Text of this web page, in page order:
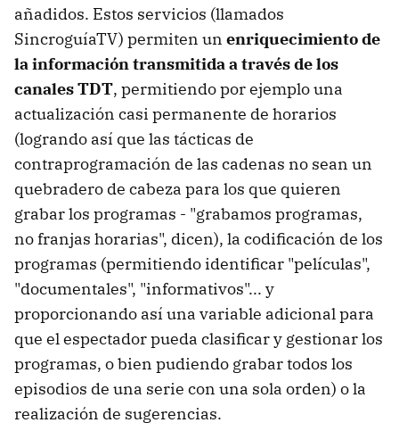
añadidos. Estos servicios (llamados
SincroguíaTV) permiten un enriquecimiento de
la información transmitida a través de los
canales TDT, permitiendo por ejemplo una
actualización casi permanente de horarios
(logrando así que las tácticas de
contraprogramación de las cadenas no sean un
quebradero de cabeza para los que quieren
grabar los programas - "grabamos programas,
no franjas horarias", dicen), la codificación de los
programas (permitiendo identificar "películas",
"documentales", "informativos"... y
proporcionando así una variable adicional para
que el espectador pueda clasificar y gestionar los
programas, o bien pudiendo grabar todos los
episodios de una serie con una sola orden) o la
realización de sugerencias.